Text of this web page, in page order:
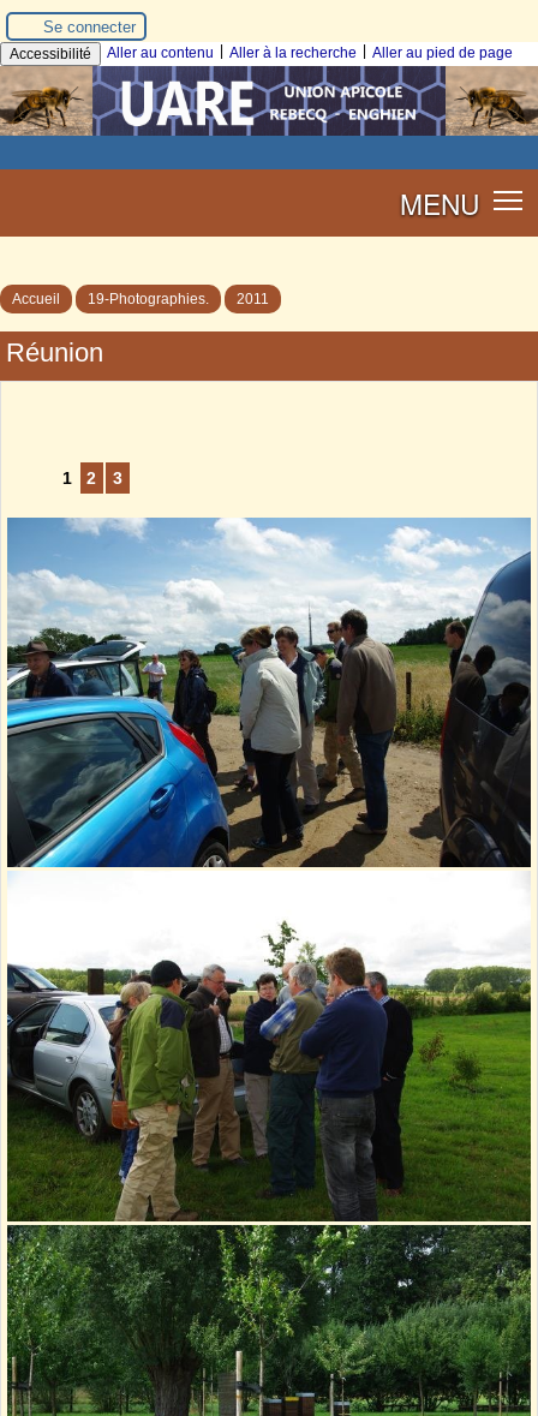
Se connecter
Accessibilité Aller au contenu Aller à la recherche Aller au pied de page
MENU
Accueil 19-Photographies. 2011
Réunion
1 2 3